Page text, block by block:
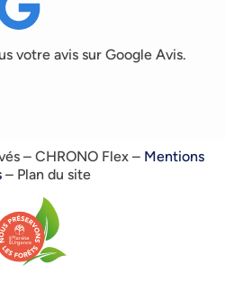
votre avis sur Google Avis.
– CHRONO Flex – Mentions
– Plan du site